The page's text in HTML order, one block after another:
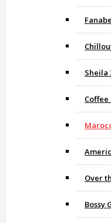
Sheila
Coffee
Over
Bossy